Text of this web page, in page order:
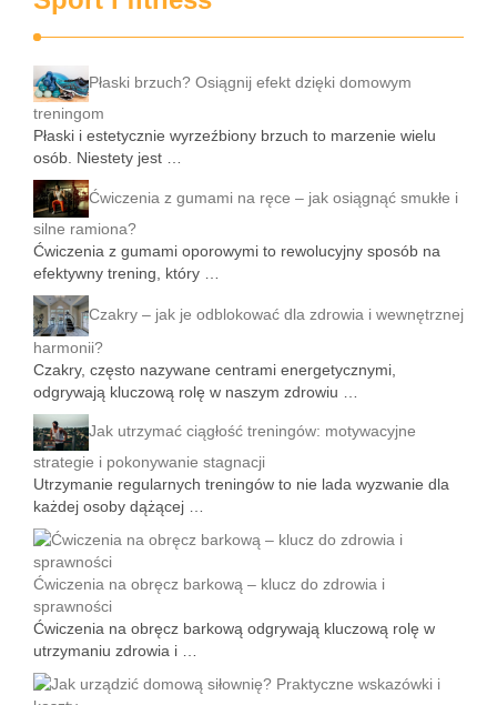
Płaski brzuch? Osiągnij efekt dzięki domowym
treningom
Płaski i estetycznie wyrzeźbiony brzuch to marzenie wielu
osób. Niestety jest …
Ćwiczenia z gumami na ręce – jak osiągnąć smukłe i
silne ramiona?
Ćwiczenia z gumami oporowymi to rewolucyjny sposób na
efektywny trening, który …
Czakry – jak je odblokować dla zdrowia i wewnętrznej
harmonii?
Czakry, często nazywane centrami energetycznymi,
odgrywają kluczową rolę w naszym zdrowiu …
Jak utrzymać ciągłość treningów: motywacyjne
strategie i pokonywanie stagnacji
Utrzymanie regularnych treningów to nie lada wyzwanie dla
każdej osoby dążącej …
Ćwiczenia na obręcz barkową – klucz do zdrowia i
sprawności
Ćwiczenia na obręcz barkową odgrywają kluczową rolę w
utrzymaniu zdrowia i …